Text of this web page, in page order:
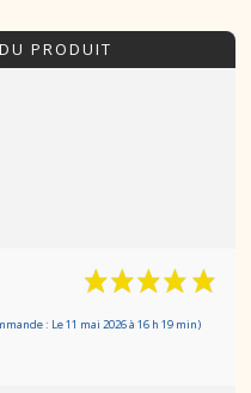
PRODUIT
: Le 11 mai 2026 à 16 h 19 min)